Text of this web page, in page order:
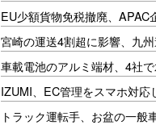
EU少額貨物免税撤廃、APAC
宮崎の運送4割超に影響、九
車載電池のアルミ端材、4社
IZUMI、EC管理をスマホ対応
トラック運転手、お盆の一般